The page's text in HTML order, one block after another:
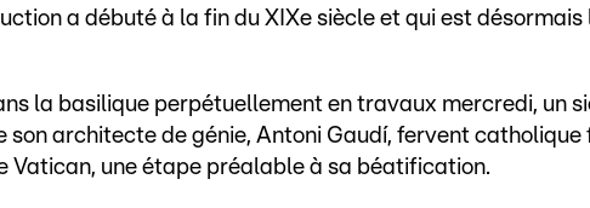
a débuté à la fin du XIXe siècle et qui est désormais
la basilique perpétuellement en travaux mercredi, un
son architecte de génie, Antoni Gaudí, fervent catholique
Vatican, une étape préalable à sa béatification.